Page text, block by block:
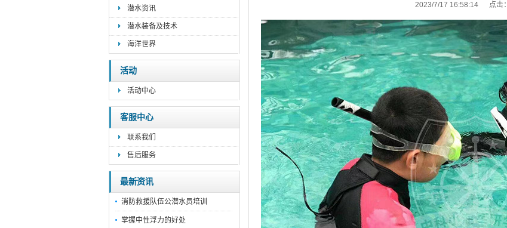
潜水资讯
潜水装备及技术
海洋世界
活动
活动中心
客服中心
联系我们
售后服务
最新资讯
消防救援队伍公潜水员培训
掌握中性浮力的好处
2023/7/17 16:58:14 点击：